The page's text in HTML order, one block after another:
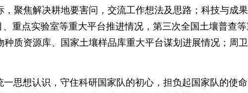
聚焦解决耕地要害问，交流工作想法及思路；科技与成
重点实验室等重大平台推进情况，第三次全国土壤普查
质资源库、国家土壤样品库重大平台谋划进展情况；周
思想认识，守住科研国家队的初心，担负起国家队的使